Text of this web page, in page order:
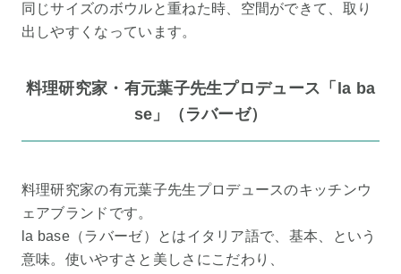
同じサイズのボウルと重ねた時、空間ができて、取り
出しやすくなっています。
料理研究家・有元葉子先生プロデュース「la ba
se」（ラバーゼ）
料理研究家の有元葉子先生プロデュースのキッチンウ
ェアブランドです。
la base（ラバーゼ）とはイタリア語で、基本、という
意味。使いやすさと美しさにこだわり、